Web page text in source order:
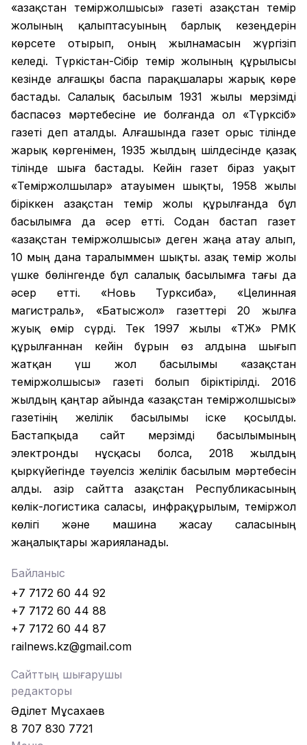
«Қазақстан теміржолшысы» газеті Қазақстан темір
жолының қалыптасуының барлық кезеңдерін
көрсете отырып, оның жылнамасын жүргізіп
келеді. Түркістан-Сібір темір жолының құрылысы
кезінде алғашқы баспа парақшалары жарық көре
бастады. Салалық басылым 1931 жылы мерзімді
баспасөз мәртебесіне ие болғанда ол «Түрксіб»
газеті деп аталды. Алғашында газет орыс тілінде
жарық көргенімен, 1935 жылдың шілдесінде қазақ
тілінде шыға бастады. Кейін газет біраз уақыт
«Теміржолшылар» атауымен шықты, 1958 жылы
біріккен Қазақстан темір жолы құрылғанда бұл
басылымға да әсер етті. Содан бастап газет
«Қазақстан теміржолшысы» деген жаңа атау алып,
10 мың дана таралыммен шықты. Қазақ темір жолы
үшке бөлінгенде бұл салалық басылымға тағы да
әсер етті. «Новь Турксиба», «Целинная
магистраль», «Батысжол» газеттері 20 жылға
жуық өмір сүрді. Тек 1997 жылы «ҚТЖ» РМК
құрылғаннан кейін бұрын өз алдына шығып
жатқан үш жол басылымы «Қазақстан
теміржолшысы» газеті болып біріктірілді. 2016
жылдың қаңтар айында «Қазақстан теміржолшысы»
газетінің желілік басылымы іске қосылды.
Бастапқыда сайт мерзімді басылымының
электронды нұсқасы болса, 2018 жылдың
қыркүйегінде тәуелсіз желілік басылым мәртебесін
алды. Қазір сайтта Қазақстан Республикасының
көлік-логистика саласы, инфрақұрылым, теміржол
көлігі және машина жасау саласының
жаңалықтары жарияланады.
Байланыс
+7 7172 60 44 92
+7 7172 60 44 88
+7 7172 60 44 87
railnews.kz@gmail.com
Сайттың шығарушы
редакторы
Әділет Мұсахаев
8 707 830 7721